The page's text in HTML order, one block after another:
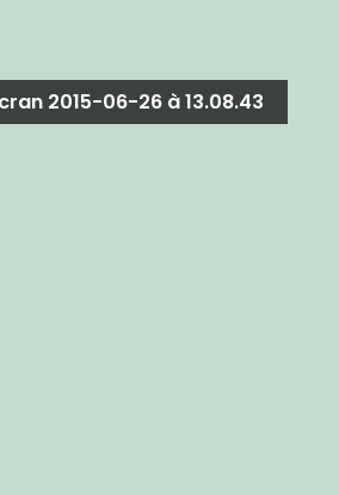
2015-06-26 à 13.08.43